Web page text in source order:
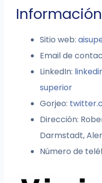
Sitio web:
Email de
LinkedIn:
superior
Gorjeo:
Dirección:
Darmstadt,
Número de